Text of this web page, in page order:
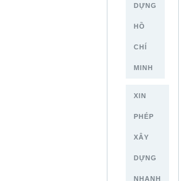
DỰNG
HỒ
CHÍ
MINH
XIN
PHÉP
XÂY
DỰNG
NHANH